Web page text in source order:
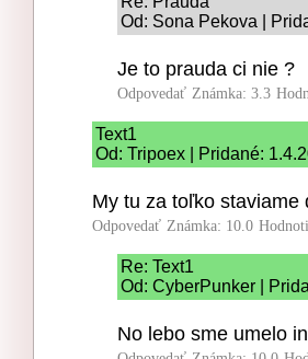
Od: Sona Pekova |
Je to prauda ci nie ?
Odpovedať Známka: 3.3
Text1
Od: Tripoex | Pridané:
My tu za toľko staviame
Odpovedať Známka: 10.0
Re: Text1
Od: CyberPunker |
No lebo sme umelo